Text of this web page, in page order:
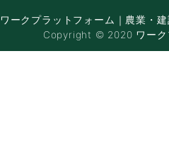
ワークプラットフォーム｜農業・
Copyright © 2020 ワーク